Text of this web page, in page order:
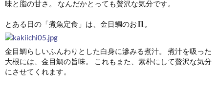
味と脂の甘さ。 なんだかとっても贅沢な気分です。
とある日の「煮魚定食」は、金目鯛のお皿。
金目鯛らしいふんわりとした白身に滲みる煮汁。 煮汁を吸った
大根には、金目鯛の旨味。 これもまた、素朴にして贅沢な気分
にさせてくれます。